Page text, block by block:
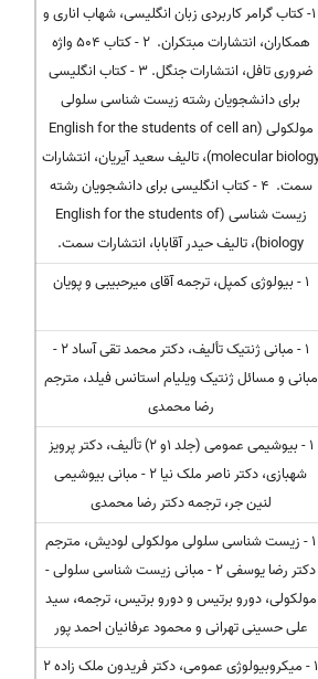
۱- کتاب گرامر کاربردی زبان انگلیسی، شهاب اناری و
همکاران، انتشارات مبتکران. 2 - کتاب ۵۰۴ واژه
ضروری تافل، انتشارات جنگل. 3 - کتاب انگلیسی
برای دانشجویان رشته زیست شناسی سلولی
مولکولی (English for the students of cell an
molecular biology)، تالیف سعید آیریان، انتشارات
سمت. 4 - کتاب انگلیسی برای دانشجویان رشته
زیست شناسی (English for the students of
biology)، تالیف حیدر آقابابا، انتشارات سمت.
1 - بیولوژی کمپل، ترجمه آقای میرحبیبی و پویان
1 - مبانی ژنتیک تألیف، دکتر محمد تقی آساد 2 -
مبانی و مسائل ژنتیک ویلیام استانس فیلد، مترجم
رضا محمدی
1 - بیوشیمی عمومی (جلد 1و 2) تألیف، دکتر پرویز
شهبازی، دکتر ناصر ملک نیا 2 - مبانی بیوشیمی
لنین جر، ترجمه دکتر رضا محمدی
1 - زیست شناسی سلولی مولکولی لودیش، مترجم
دکتر رضا یوسفی 2 - مبانی زیست شناسی سلولی -
مولکولی، دورو برتیس و دورو برتیس، ترجمه، سید
علی حسینی تهرانی و محمود عرفانیان احمد پور
1 - میکروبیولوژی عمومی، دکتر فریدون ملک زاده 2